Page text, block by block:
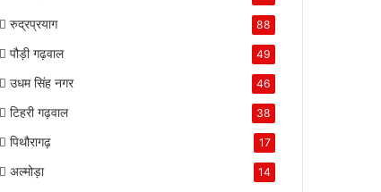
रुद्रप्रयाग 88
पौड़ी गढ़वाल 49
उधम सिंह नगर 46
टिहरी गढ़वाल 38
पिथौरागढ़ 17
अल्मोड़ा 14